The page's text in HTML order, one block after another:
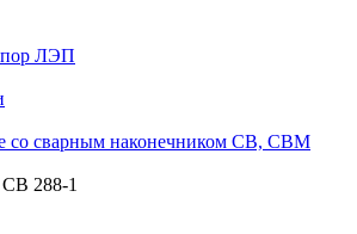
ЛЭП
со сварным наконечником СВ, СВМ
СВ 288-1